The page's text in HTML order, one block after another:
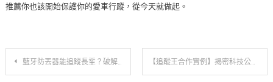
推薦你也該開始保護你的愛車行蹤，從今天就做起。
文藍牙防丟器能追蹤長輩？破解迷思！4G追蹤器才是真正的追蹤王 【追蹤王合作實例】揭密科技公司車隊管理的智慧升級